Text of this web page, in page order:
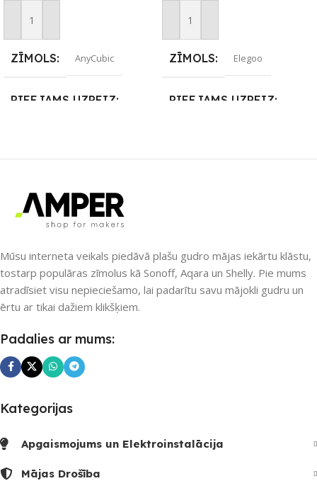
Pievienot Grozam
ZĪMOLS AnyCubic
PIEEJAMS UZREIZ
SKAITS
Pievienot Grozam
ZĪMOLS Elegoo
PIEEJAMS UZREIZ
Mūsu interneta veikals piedāvā plašu gudro mājas iekārtu klāstu,
tostarp populāras zīmolus kā Sonoff, Aqara un Shelly. Pie mums
atradīsiet visu nepieciešamo, lai padarītu savu mājokli gudru un
ērtu ar tikai dažiem klikšķiem.
Padalies ar mums:
Kategorijas
Apgaismojums un Elektroinstalācija
Mājas Drošība